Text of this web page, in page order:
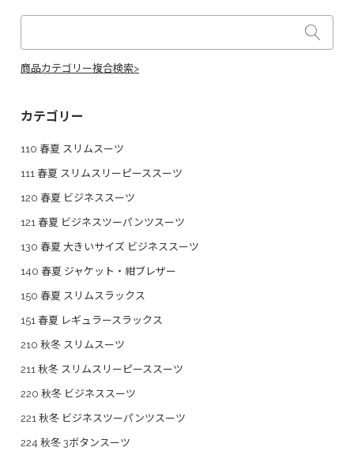
商品カテゴリー複合検索>
カテゴリー
110 春夏 スリムスーツ
111 春夏 スリムスリーピーススーツ
120 春夏 ビジネススーツ
121 春夏 ビジネスツーパンツスーツ
130 春夏 大きいサイズ ビジネススーツ
140 春夏 ジャケット・紺ブレザー
150 春夏 スリムスラックス
151 春夏 レギュラースラックス
210 秋冬 スリムスーツ
211 秋冬 スリムスリーピーススーツ
220 秋冬 ビジネススーツ
221 秋冬 ビジネスツーパンツスーツ
224 秋冬 3ボタンスーツ